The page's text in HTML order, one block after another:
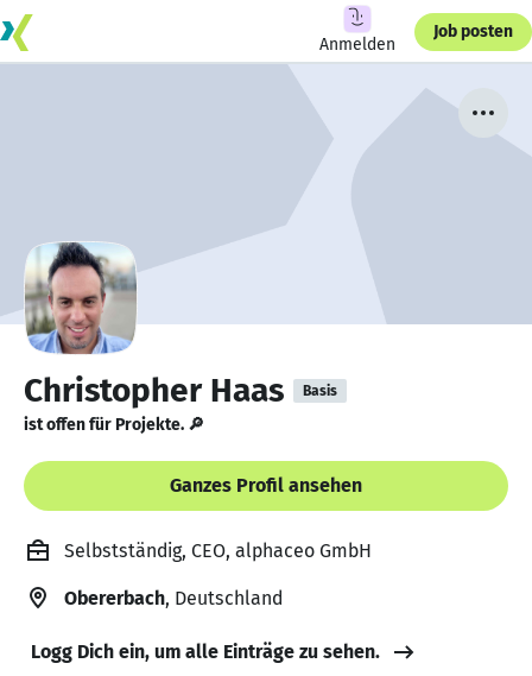
Anmelden
Job posten
Christopher Haas Basis
ist offen für Projekte. 🔎
Ganzes Profil ansehen
Selbstständig, CEO, alphaceo GmbH
Obererbach, Deutschland
Logg Dich ein, um alle Einträge zu sehen.